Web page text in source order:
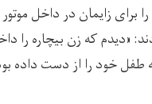
برای زایمان در داخل
«دیدم که زن بیچاره را
طفل خود را از دست داده